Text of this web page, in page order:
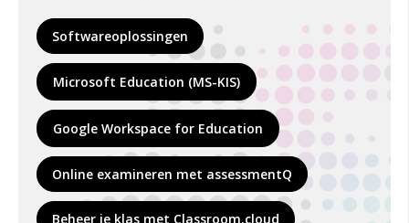
Softwareoplossingen
Microsoft Education (MS-KIS)
Google Workspace for Education
Online examineren met assessmentQ
Beheer je klas met Classroom.cloud